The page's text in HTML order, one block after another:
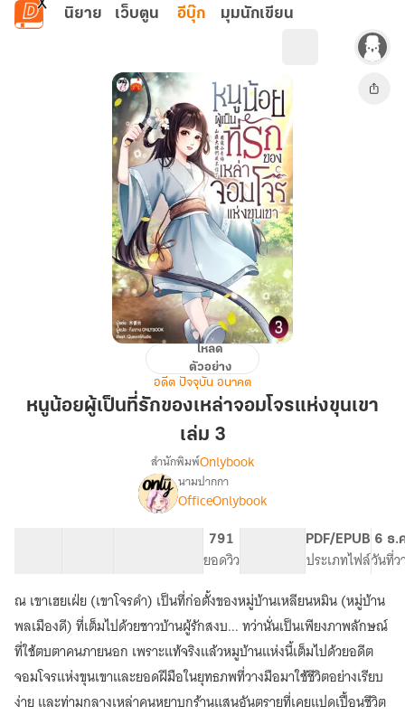
ข้ามไปยังเนื้อหาหลัก
นิยาย เว็บตูน อีบุ๊ก มุมนักเขียน
ผู้
เหล่า
โจร
ขุนเขา
เล่ม
3
โหลด
ตัวอย่าง
อดีต ปัจจุบัน อนาคต
หนูน้อยผู้เป็นที่รักของเหล่าจอมโจรแห่งขุนเขา
เล่ม 3
เรื่อง[จบ]
หนู
น้อย
ผู้
เป็น
ที่รัก
ของ
เหล่า
จอม
โจร
แห่ง
ขุนเขา
สำนักพิมพ์Onlybook
นามปากกา
OfficeOnlybook
791
ยอดวิว
PDF/EPUB
ประเภทไฟล์
6 ธ.
วันที่ว
ณ เขาเฮยเฝ่ย (เขาโจรดำ) เป็นที่ก่อตั้งของหมู่บ้านเหลียนหมิน (หมู่บ้าน
พลเมืองดี) ที่เต็มไปด้วยชาวบ้านผู้รักสงบ... ทว่านั่นเป็นเพียงภาพลักษณ์
ที่ใช้ตบตาคนภายนอก เพราะแท้จริงแล้วหมูบ้านแห่งนี้เต็มไปด้วยอดีต
จอมโจรแห่งขุนเขาและยอดฝีมือในยุทธภพที่วางมือมาใช้ชีวิตอย่างเรียบ
ง่าย และท่ามกลางเหล่าคนหยาบกร้านแสนอันตรายที่เคยแปดเปื้อนชีวิต